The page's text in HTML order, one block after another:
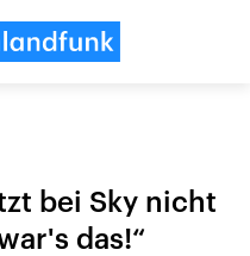
bei Sky nicht
das!“